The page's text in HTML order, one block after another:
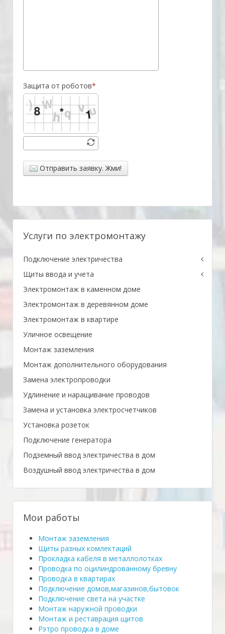
Защита от роботов
Отправить заявку. Жми!
Услуги по электромонтажу
Подключение электричества
Щиты ввода и учета
Электромонтаж в каменном доме
Электромонтаж в деревянном доме
Электромонтаж в квартире
Уличное освещение
Монтаж заземления
Монтаж дополнительного оборудования
Замена электропроводки
Удлинение и наращивание проводов
Замена и установка электросчетчиков
Установка розеток
Подключение генератора
Подземный ввод электричества в дом
Воздушный ввод электричества в дом
Мои работы
Монтаж заземления
Щиты разных комлектаций
Прокладка кабеля в металлолотках
Проводка по оцилиндрованному бревну
Проводка в квартирах
Подключение домов,магазинов,бытовок
Подключение света на участке
Монтаж наружной проводки
Монтаж и реставрация щитов
Рэтро проводка в доме